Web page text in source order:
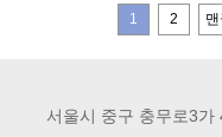
1 2
서울시 중구 충무로3